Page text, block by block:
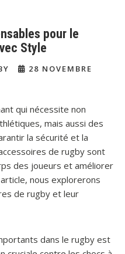
pour le
Style
28 NOVEMBRE
qui nécessite non
mais aussi des
la sécurité et la
de rugby sont
des joueurs et améliorer
nous explorerons
de rugby et leur
dans le rugby est